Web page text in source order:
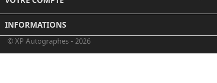
INFORMATIONS
© XP Autographes - 2026